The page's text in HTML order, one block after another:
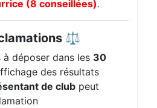
(8 conseillées).
⚖️
à déposer dans les 30
des résultats
de club peut